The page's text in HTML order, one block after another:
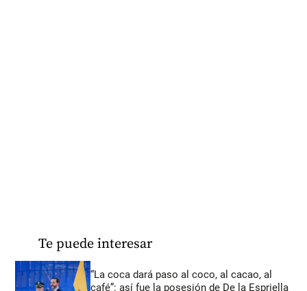
Te puede interesar
“La coca dará paso al coco, al cacao, al
café”: así fue la posesión de De la Espriella